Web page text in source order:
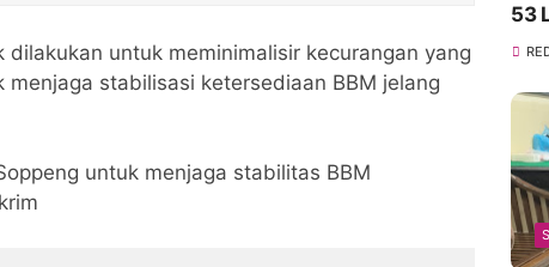
untuk meminimalisir kecurangan yang
stabilisasi ketersediaan BBM jelang
untuk menjaga stabilitas BBM
53